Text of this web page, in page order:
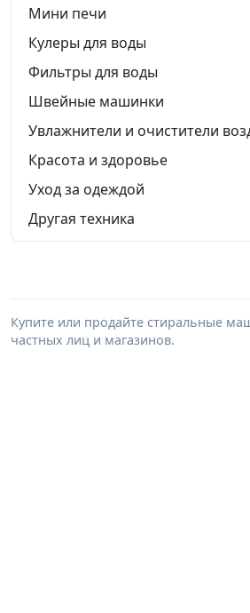
Мини печи
Кулеры для воды
Фильтры для воды
Швейные машинки
Увлажнители и очистители
Красота и здоровье
Уход за одеждой
Другая техника
Купите или продайте стиральные
частных лиц и магазинов.